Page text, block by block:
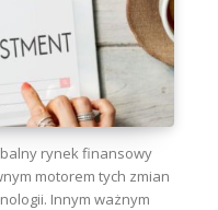
rynek finansowy
motorem tych zmian
Innym ważnym